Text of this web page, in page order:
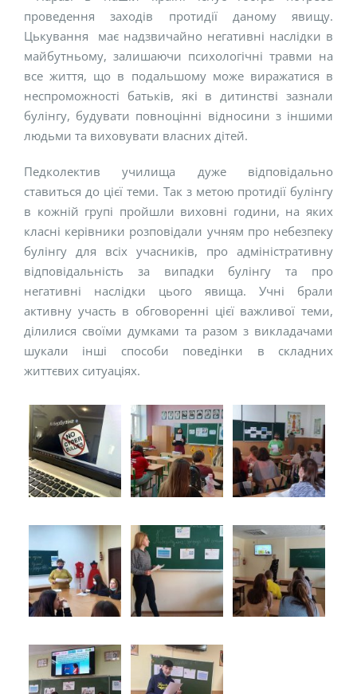
проведення заходів протидії даному явищу.
Цькування має надзвичайно негативні наслідки в
майбутньому, залишаючи психологічні травми на
все життя, що в подальшому може виражатися в
неспроможності батьків, які в дитинстві зазнали
булінгу, будувати повноцінні відносини з іншими
людьми та виховувати власних дітей.
Педколектив училища дуже відповідально
ставиться до цієї теми. Так з метою протидії булінгу
в кожній групі пройшли виховні години, на яких
класні керівники розповідали учням про небезпеку
булінгу для всіх учасників, про адміністративну
відповідальність за випадки булінгу та про
негативні наслідки цього явища. Учні брали
активну участь в обговоренні цієї важливої теми,
ділилися своїми думками та разом з викладачами
шукали інші способи поведінки в складних
життєвих ситуаціях.